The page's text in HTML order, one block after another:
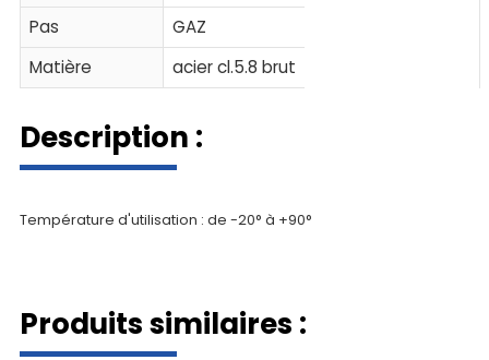
Pas
GAZ
Matière
acier cl.5.8 brut
Description :
Température d'utilisation : de -20° à +90°
Produits similaires :